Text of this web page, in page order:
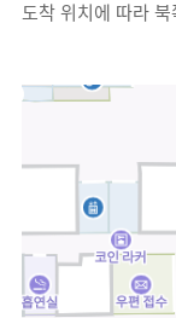
도착 위치에 따라